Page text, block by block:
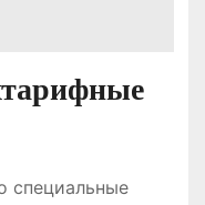
специальные